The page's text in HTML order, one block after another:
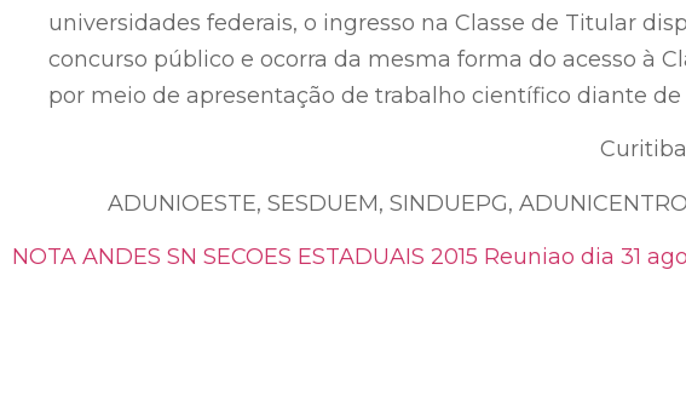
universidades federais, o ingresso na Classe de Titular
concurso público e ocorra da mesma forma do acesso à
por meio de apresentação de trabalho científico diante
ADUNIOESTE, SESDUEM, SINDUEPG,
NOTA ANDES SN SECOES ESTADUAIS 2015 Reuniao dia 31